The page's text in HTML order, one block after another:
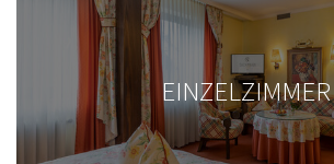
EINZELZIMMER
Nico Sackmann rocken samt
Küchenwerkstatt
Beitrag ansehen